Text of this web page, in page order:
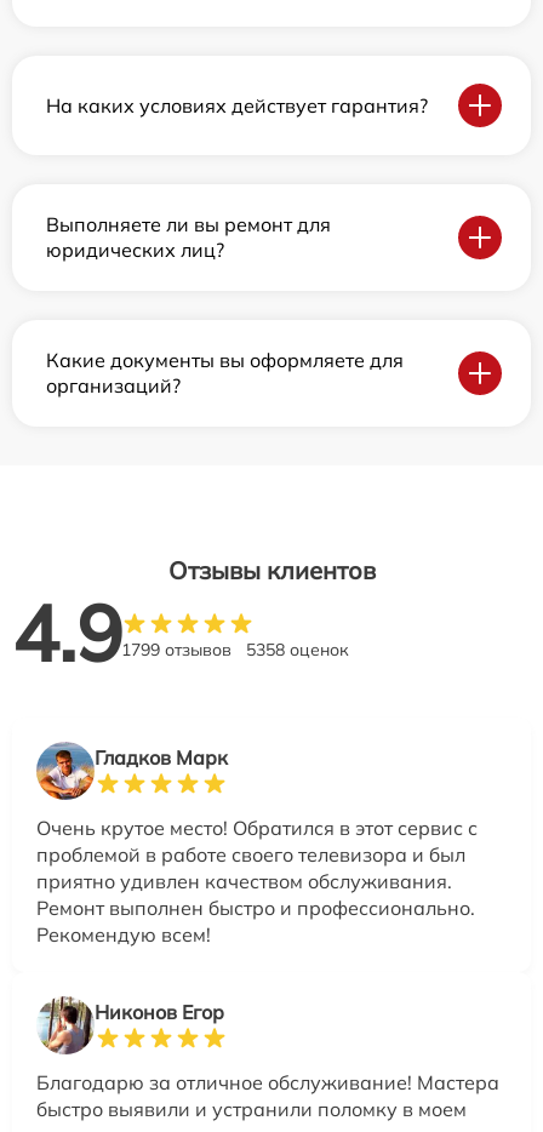
На каких условиях действует гарантия?
Выполняете ли вы ремонт для
юридических лиц?
Какие документы вы оформляете для
организаций?
Отзывы клиентов
4.91799 отзывов 5358 оценок
Гладков Марк
Очень крутое место! Обратился в этот сервис с
проблемой в работе своего телевизора и был
приятно удивлен качеством обслуживания.
Ремонт выполнен быстро и профессионально.
Рекомендую всем!
Никонов Егор
Благодарю за отличное обслуживание! Мастера
быстро выявили и устранили поломку в моем